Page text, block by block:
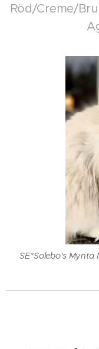
Röd/Creme/
SE*Solebo's Mynta